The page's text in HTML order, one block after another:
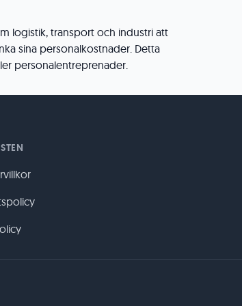
logistik, transport och industri att
sina personalkostnader. Detta
personalentreprenader.